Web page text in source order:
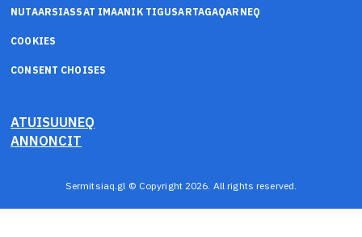
NUTAARSIASSAT IMAANIK TIGUSARTAGAQARNEQ
COOKIES
CONSENT CHOISES
ATUISUUNEQ
ANNONCIT
Sermitsiaq.gl © Copyright 2026. All rights reserved.